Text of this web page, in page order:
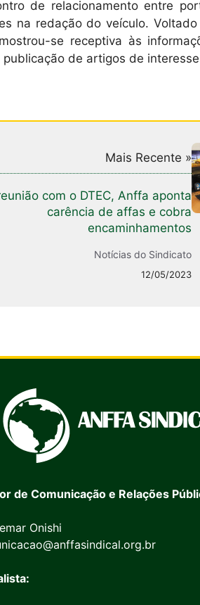
de relacionamento entre
na redação do veículo.
se receptiva às
de artigos de interesse
Mais Recente »
com o DTEC, Anffa aponta
carência de affas e cobra
encaminhamentos
Notícias do Sindicato
12/05/2023
de Comunicação e Relações
Onishi